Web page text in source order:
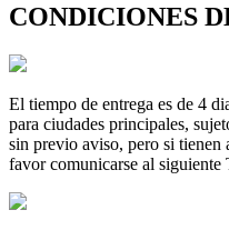
CONDICIONES
El tiempo de entrega es de 4
para ciudades principales,
sin previo aviso, pero si tienen
favor comunicarse al